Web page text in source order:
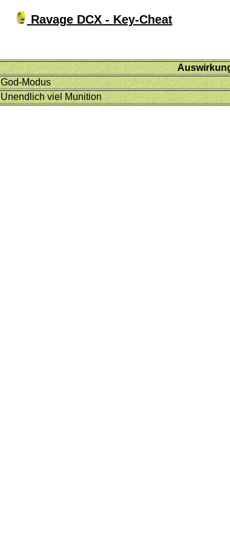
Ravage DCX - Key-Cheat
God-Modus
Unendlich viel Munition